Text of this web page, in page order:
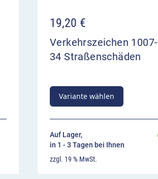
19,20 €
Verkehrszeichen 1007-
34 Straßenschäden
Variante wählen
Auf Lager,
in 1 - 3 Tagen bei Ihnen
zzgl. 19 % MwSt.